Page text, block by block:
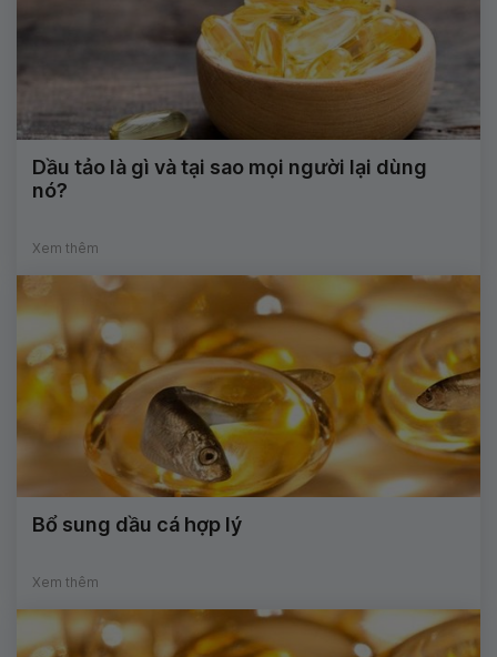
Dầu tảo là gì và tại sao mọi người lại dùng
nó?
Xem thêm
Bổ sung dầu cá hợp lý
Xem thêm